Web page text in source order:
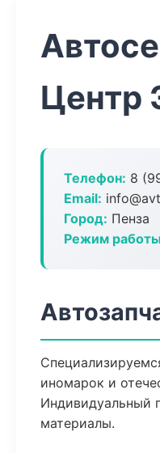
Центр
Телефон: 8
Email:
Город: Пенза
Режим
иномарок и
Индивидуальный
материалы.